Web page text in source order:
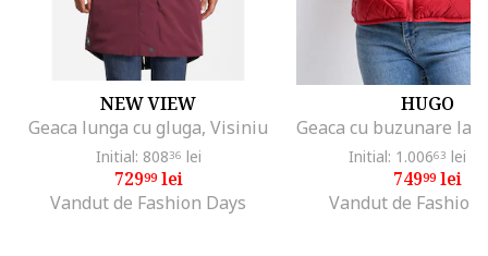
NEW VIEW
Geaca lunga cu gluga, Visiniu
Initial: 80836 lei
72999lei
Vandut de Fashion Days
HUGO
Initial: 1.00663 lei
74999lei
Vandut de Fashion